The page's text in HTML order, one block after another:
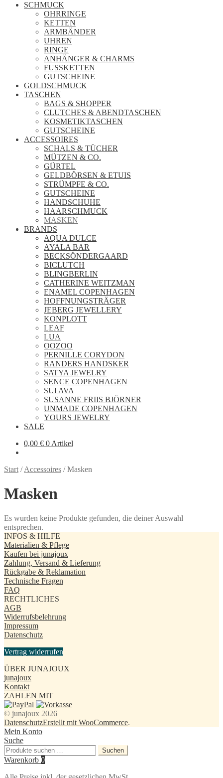
SCHMUCK
OHRRINGE
KETTEN
ARMBÄNDER
UHREN
RINGE
ANHÄNGER & CHARMS
FUSSKETTEN
GUTSCHEINE
GOLDSCHMUCK
TASCHEN
BAGS & SHOPPER
CLUTCHES & ABENDTASCHEN
KOSMETIKTASCHEN
GUTSCHEINE
ACCESSOIRES
SCHALS & TÜCHER
MÜTZEN & CO.
GÜRTEL
GELDBÖRSEN & ETUIS
STRÜMPFE & CO.
GUTSCHEINE
HANDSCHUHE
HAARSCHMUCK
MASKEN
BRANDS
AQUA DULCE
AYALA BAR
BECKSÖNDERGAARD
BICLUTCH
BLINGBERLIN
CATHERINE WEITZMAN
ENAMEL COPENHAGEN
HOFFNUNGSTRÄGER
JEBERG JEWELLERY
KONPLOTT
LEAF
LUA
OOZOO
PERNILLE CORYDON
RANDERS HANDSKER
SATYA JEWELRY
SENCE COPENHAGEN
SUI AVA
SUSANNE FRIIS BJÖRNER
UNMADE COPENHAGEN
YOURS JEWELRY
SALE
0,00 € 0 Artikel
Start /Accessoires /Masken
Masken
Es wurden keine Produkte gefunden, die deiner Auswahl
entsprechen.
INFOS & HILFE
Materialien & Pflege
Kaufen bei junajoux
Zahlung, Versand & Lieferung
Rückgabe & Reklamation
Technische Fragen
FAQ
RECHTLICHES
AGB
Widerrufsbelehrung
Impressum
Datenschutz
Vertrag widerrufen
ÜBER JUNAJOUX
junajoux
Kontakt
ZAHLEN MIT
© junajoux 2026
DatenschutzErstellt mit WooCommerce.
Mein Konto
Suche
Suchen
nach:
Suchen
Warenkorb 0